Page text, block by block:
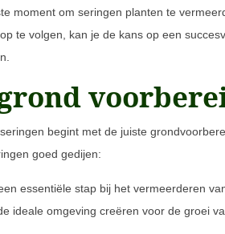
moment om seringen planten te
te volgen, kan je de kans op een
begint met de juiste
goed gedijen:
essentiële stap bij het vermeerderen
ideale omgeving creëren voor de groei